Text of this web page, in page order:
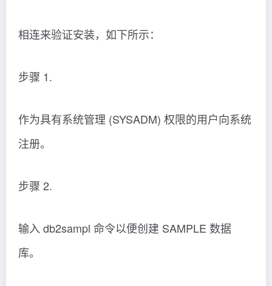
相连来验证安装，如下所示：
步骤 1.
作为具有系统管理 (SYSADM) 权限的用户向系统
注册。
步骤 2.
输入 db2sampl 命令以便创建 SAMPLE 数据
库。